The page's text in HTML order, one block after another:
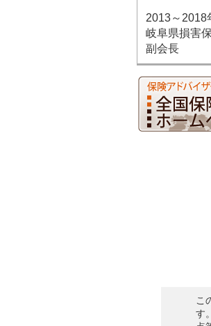
2013～2018
岐阜県損害
副会長
こ
す